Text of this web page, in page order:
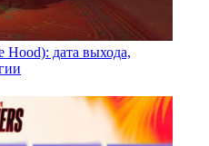
дата выхода,